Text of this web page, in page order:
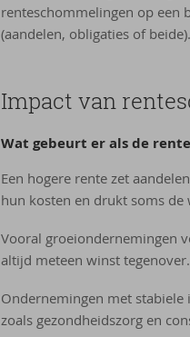
renteschommelingen op een
(aandelen, obligaties of beide).
Im­pact van
Wat ge­beurt er als de
Een hogere rente zet
hun kosten en drukt soms de
Vooral groeiondernemingen
altijd meteen winst
Ondernemingen met stabiele
zoals gezondheidszorg en